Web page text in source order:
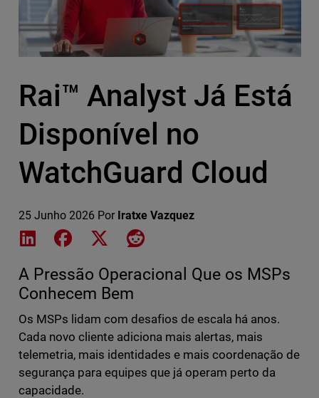
Rai™ Analyst Já Está
Disponível no
WatchGuard Cloud
25 Junho 2026 Por Iratxe Vazquez
Share on LinkedIn
Share on Facebook
Share on XShare on Reddit
A Pressão Operacional Que os MSPs
Conhecem Bem
Os MSPs lidam com desafios de escala há anos.
Cada novo cliente adiciona mais alertas, mais
telemetria, mais identidades e mais coordenação de
segurança para equipes que já operam perto da
capacidade.